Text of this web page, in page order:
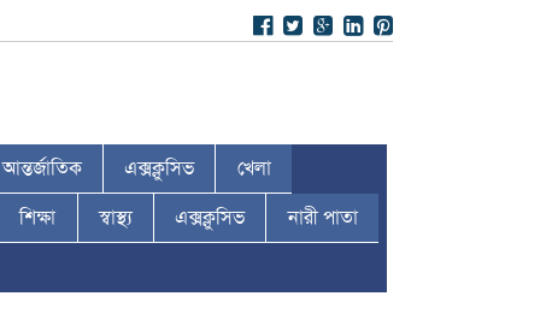
আন্তর্জাতিক এক্সক্লুসিভ খেলা
শিক্ষা স্বাস্থ্য এক্সক্লুসিভ নারী পাতা